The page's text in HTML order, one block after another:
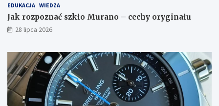
EDUKACJA WIEDZA
Jak rozpoznać szkło Murano – cechy oryginału
28 lipca 2026